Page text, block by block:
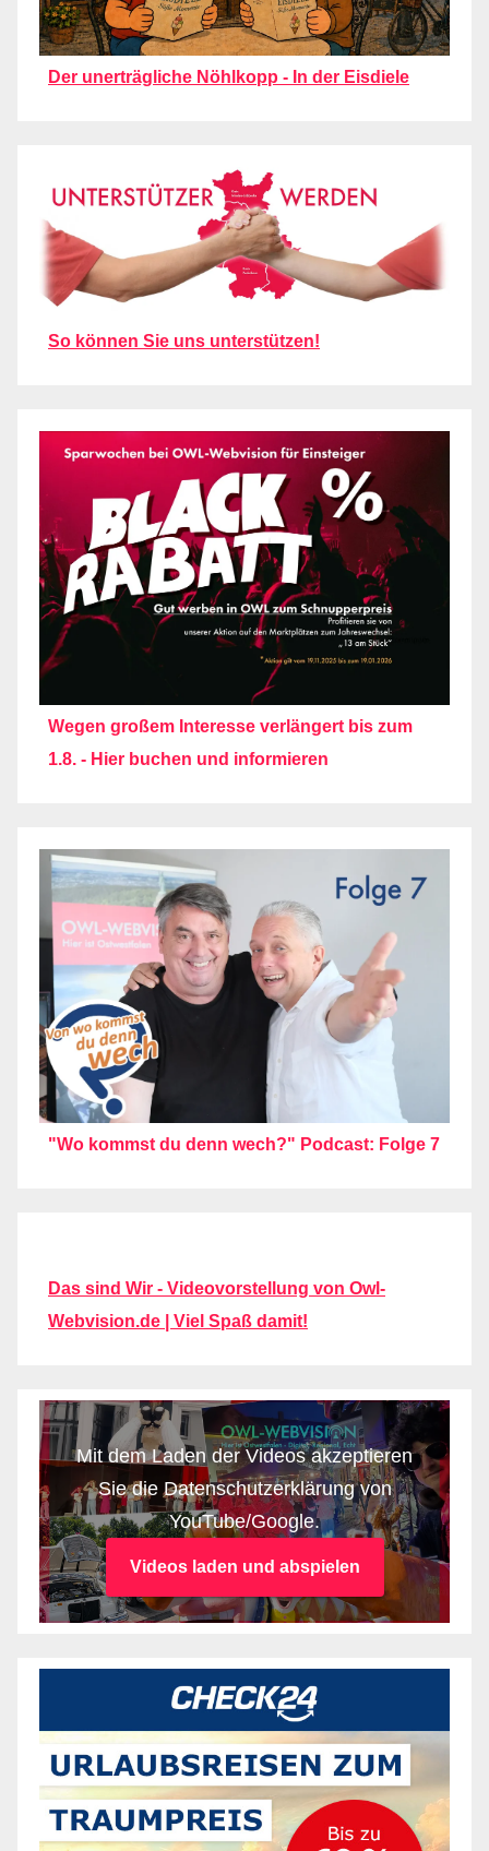
Der unerträgliche Nöhlkopp - In der Eisdiele
So können Sie uns unterstützen!
Wegen großem Interesse verlängert bis zum
1.8. - Hier buchen und informieren
"Wo kommst du denn wech?" Podcast: Folge 7
Das sind Wir - Videovorstellung von Owl-
Webvision.de | Viel Spaß damit!
Mit dem Laden der Videos akzeptieren
Sie die Datenschutzerklärung von
YouTube/Google.
Videos laden und abspielen